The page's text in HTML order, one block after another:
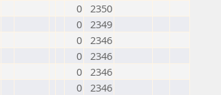
0 2350
0 2349
0 2346
0 2346
0 2346
0 2346